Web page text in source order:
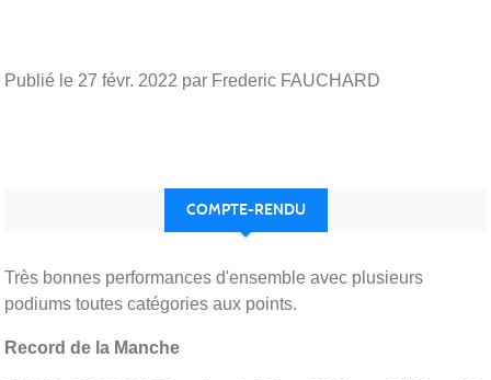
Publié le 27 févr. 2022 par Frederic FAUCHARD
COMPTE-RENDU
Très bonnes performances d'ensemble avec plusieurs
podiums toutes catégories aux points.
Record de la Manche